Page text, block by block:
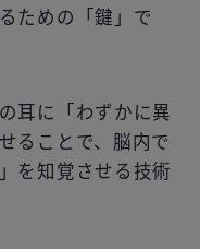
ための「鍵」で
耳に「わずかに異
ることで、脳内で
を知覚させる技術